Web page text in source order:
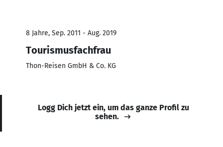
8 Jahre, Sep. 2011 - Aug. 2019
Tourismusfachfrau
Thon-Reisen GmbH & Co. KG
Logg Dich jetzt ein, um das ganze Profil zu
sehen.